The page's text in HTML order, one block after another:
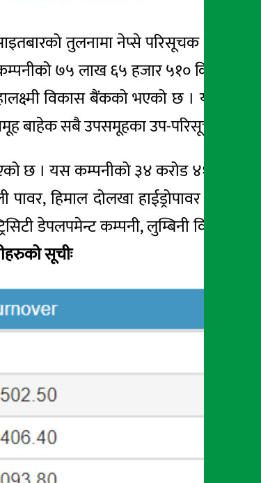
आइतबारको तुलनामा नेप्से परिसूचक ७.९०
७५ लाख ६५ हजार ५१० कित्ता सेयर
विकास बैंकको भएको छ । यस
बाहेक सबै उपसमूहका उप-परिसूचक बढेका
छ । यस कम्पनीको ३४ करोड ४१ लाख २५
हिमाल दोलखा हाईड्रोपावर कम्पनी,
डेपलपमेन्ट कम्पनी, लुम्बिनी विकास
सूचीः